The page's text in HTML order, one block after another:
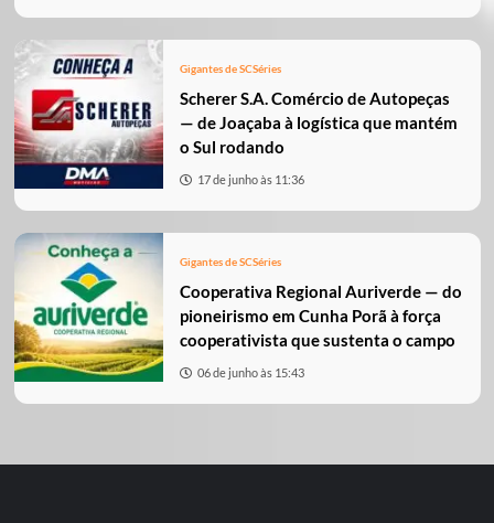
Gigantes de SCSéries
Scherer S.A. Comércio de Autopeças
— de Joaçaba à logística que mantém
o Sul rodando
17 de junho às 11:36
Gigantes de SCSéries
Cooperativa Regional Auriverde — do
pioneirismo em Cunha Porã à força
cooperativista que sustenta o campo
06 de junho às 15:43